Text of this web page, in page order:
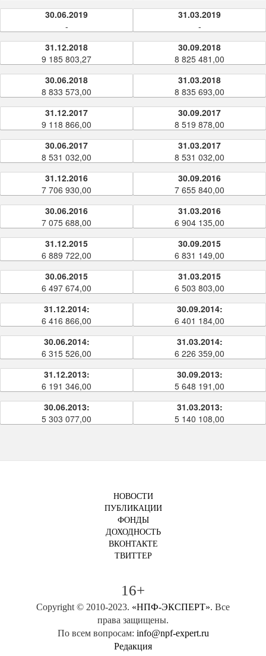
30.06.2019
-
31.03.2019
-
31.12.2018
9 185 803,27
30.09.2018
8 825 481,00
30.06.2018
8 833 573,00
31.03.2018
8 835 693,00
31.12.2017
9 118 866,00
30.09.2017
8 519 878,00
30.06.2017
8 531 032,00
31.03.2017
8 531 032,00
31.12.2016
7 706 930,00
30.09.2016
7 655 840,00
30.06.2016
7 075 688,00
31.03.2016
6 904 135,00
31.12.2015
6 889 722,00
30.09.2015
6 831 149,00
30.06.2015
6 497 674,00
31.03.2015
6 503 803,00
31.12.2014:
6 416 866,00
30.09.2014:
6 401 184,00
30.06.2014:
6 315 526,00
31.03.2014:
6 226 359,00
31.12.2013:
6 191 346,00
30.09.2013:
5 648 191,00
30.06.2013:
5 303 077,00
31.03.2013:
5 140 108,00
НОВОСТИ
ПУБЛИКАЦИИ
ФОНДЫ
ДОХОДНОСТЬ
ВКОНТАКТЕ
ТВИТТЕР
16+
Copyright © 2010-2023. «НПФ-ЭКСПЕРТ». Все
права защищены.
По всем вопросам: info@npf-expert.ru
Редакция